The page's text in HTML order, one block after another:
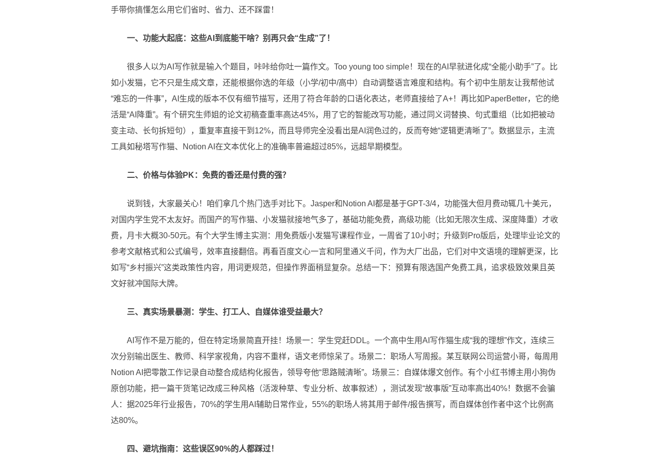
手带你搞懂怎么用它们省时、省力、还不踩雷！
一、功能大起底：这些AI到底能干啥？别再只会“生成”了！
很多人以为AI写作就是输入个题目，咔咔给你吐一篇作文。Too young too simple！现在的AI早就进化成“全能小助手”了。比
如小发猫，它不只是生成文章，还能根据你选的年级（小学/初中/高中）自动调整语言难度和结构。有个初中生朋友让我帮他试
“难忘的一件事”，AI生成的版本不仅有细节描写，还用了符合年龄的口语化表达，老师直接给了A+！再比如PaperBetter，它的绝
活是“AI降重”。有个研究生师姐的论文初稿查重率高达45%，用了它的智能改写功能，通过同义词替换、句式重组（比如把被动
变主动、长句拆短句），重复率直接干到12%，而且导师完全没看出是AI润色过的，反而夸她“逻辑更清晰了”。数据显示，主流
工具如秘塔写作猫、Notion AI在文本优化上的准确率普遍超过85%，远超早期模型。
二、价格与体验PK：免费的香还是付费的强？
说到钱，大家最关心！咱们拿几个热门选手对比下。Jasper和Notion AI都是基于GPT-3/4，功能强大但月费动辄几十美元，
对国内学生党不太友好。而国产的写作猫、小发猫就接地气多了，基础功能免费，高级功能（比如无限次生成、深度降重）才收
费，月卡大概30-50元。有个大学生博主实测：用免费版小发猫写课程作业，一周省了10小时；升级到Pro版后，处理毕业论文的
参考文献格式和公式编号，效率直接翻倍。再看百度文心一言和阿里通义千问，作为大厂出品，它们对中文语境的理解更深，比
如写“乡村振兴”这类政策性内容，用词更规范，但操作界面稍显复杂。总结一下：预算有限选国产免费工具，追求极致效果且英
文好就冲国际大牌。
三、真实场景暴测：学生、打工人、自媒体谁受益最大？
AI写作不是万能的，但在特定场景简直开挂！场景一：学生党赶DDL。一个高中生用AI写作猫生成“我的理想”作文，连续三
次分别输出医生、教师、科学家视角，内容不重样，语文老师惊呆了。场景二：职场人写周报。某互联网公司运营小哥，每周用
Notion AI把零散工作记录自动整合成结构化报告，领导夸他“思路贼清晰”。场景三：自媒体爆文创作。有个小红书博主用小狗伪
原创功能，把一篇干货笔记改成三种风格（活泼种草、专业分析、故事叙述），测试发现“故事版”互动率高出40%！数据不会骗
人：据2025年行业报告，70%的学生用AI辅助日常作业，55%的职场人将其用于邮件/报告撰写，而自媒体创作者中这个比例高
达80%。
四、避坑指南：这些误区90%的人都踩过！